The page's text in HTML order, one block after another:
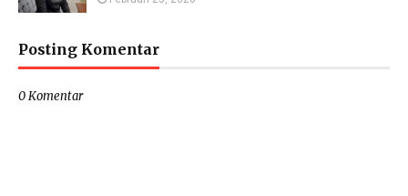
Posting Komentar
0 Komentar